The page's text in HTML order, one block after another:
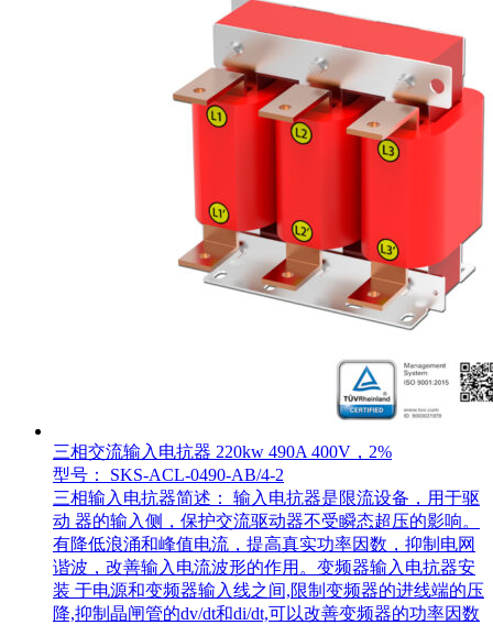
三相交流输入电抗器 220kw 490A 400V，2%
型号： SKS-ACL-0490-AB/4-2
三相输入电抗器简述： 输入电抗器是限流设备，用于驱
动 器的输入侧，保护交流驱动器不受瞬态超压的影响。
有降低浪涌和峰值电流，提高真实功率因数，抑制电网
谐波，改善输入电流波形的作用。变频器输入电抗器安
装 于电源和变频器输入线之间,限制变频器的进线端的压
降,抑制晶闸管的dv/dt和di/dt,可以改善变频器的功率因数